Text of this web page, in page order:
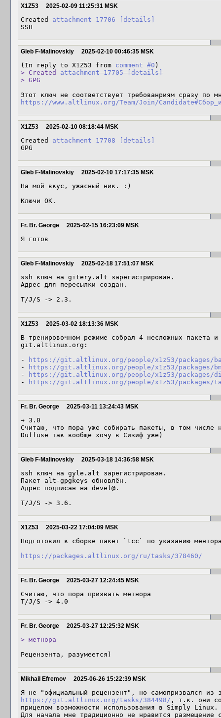
X1Z53 2025-02-09 11:25:31 MSK
Created attachment 17706
[details]
SSH
Gleb F-Malinovskiy 2025-02-10 00:46:35 MSK
(In reply to X1Z53 from comment #0
> Created attachment 17705 [details]
> GPG
https://www.altlinux.org/Team/Join/
X1Z53 2025-02-10 08:18:44 MSK
Created attachment 17708
[details]
GPG
Gleb F-Malinovskiy 2025-02-10 17:17:35 MSK
На мой вкус, ужасный ник. :)
Ключи ОК.
Fr. Br. George 2025-02-15 16:23:09 MSK
Я готов
Gleb F-Malinovskiy 2025-02-18 17:51:07 MSK
ssh ключ на gitery.alt зарегистрирован.
Адрес для пересылки создан.
T/J/S -> 2.3.
X1Z53 2025-03-02 18:13:36 MSK
В тренировочном режиме собрал 4 несложных пакета и
git.altlinux.org:
-
https://git.altlinux.org/people/x1z53/packages/
-
https://git.altlinux.org/people/x1z53/packages/
-
https://git.altlinux.org/people/x1z53/packages/
-
https://git.altlinux.org/people/x1z53/packages/
Fr. Br. George 2025-03-11 13:24:43 MSK
→ 3.0
Считаю, что пора уже собирать пакеты, в том числе
Duffuse так вообще хочу в Сизиф уже)
Gleb F-Malinovskiy 2025-03-18 14:36:58 MSK
ssh ключ на gyle.alt зарегистрирован.
Пакет alt-gpgkeys обновлён.
Адрес подписан на devel@.
T/J/S -> 3.6.
X1Z53 2025-03-22 17:04:09 MSK
Подготовил к сборке пакет `tcc` по указанию
https://packages.altlinux.org/ru/tasks/378460/
Fr. Br. George 2025-03-27 12:24:45 MSK
Считаю, что пора призвать метнора
T/J/S -> 4.0
Fr. Br. George 2025-03-27 12:25:32 MSK
> метнора
Рецензента, разумеется)
Mikhail Efremov 2025-06-26 15:22:39 MSK
https://git.altlinux.org/tasks/384498/ , т.к. они
прицелом возможности использования в Simply Linux.
Для начала мне традиционно не нравится